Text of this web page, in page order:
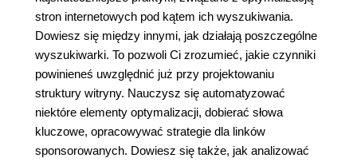
stron internetowych pod kątem ich wyszukiwania.
Dowiesz się między innymi, jak działają poszczególne
wyszukiwarki. To pozwoli Ci zrozumieć, jakie czynniki
powinieneś uwzględnić już przy projektowaniu
struktury witryny. Nauczysz się automatyzować
niektóre elementy optymalizacji, dobierać słowa
kluczowe, opracowywać strategie dla linków
sponsorowanych. Dowiesz się także, jak analizować